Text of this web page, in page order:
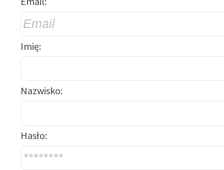
Imię
Nazwisko
Hasło